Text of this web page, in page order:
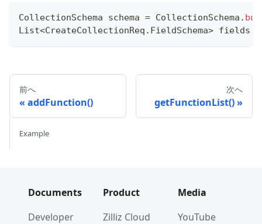
CollectionSchema schema = CollectionSchema .
List<CreateCollectionReq . FieldSchema> fields
前へ
addFunction()
次へ
getFunctionList()
Example
Documents
Developer
Product
Zilliz Cloud
Media
YouTube